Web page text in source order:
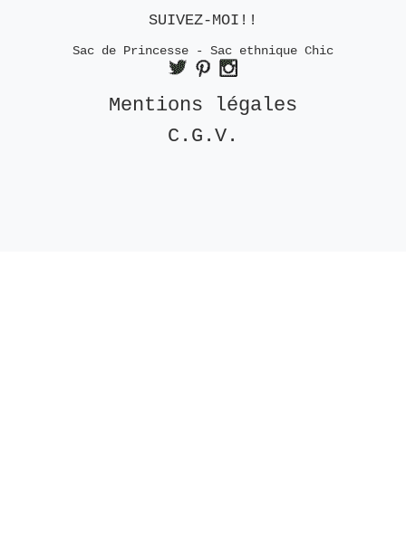
SUIVEZ-MOI!!
Sac de Princesse - Sac ethnique Chic
Mentions légales
C.G.V.